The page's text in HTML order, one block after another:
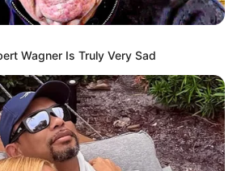
Wagner Is Truly Very Sad